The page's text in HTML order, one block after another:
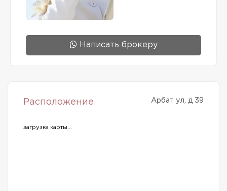
Написать брокеру
Расположение Арбат ул, д 39
загрузка карты...